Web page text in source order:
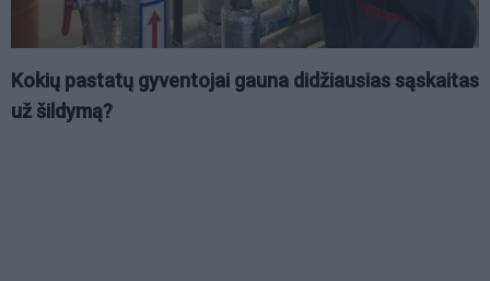
Kokių pastatų gyventojai gauna didžiausias sąskaitas
už šildymą?